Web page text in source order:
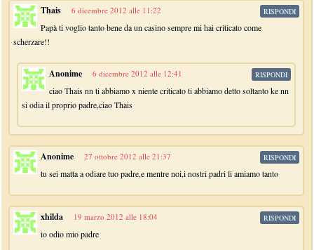
Thais 6 dicembre 2012 alle 11:22
Papà ti voglio tanto bene da un casino sempre mi hai criticato come
scherzare!!
RISPONDI
Anonime 6 dicembre 2012 alle 12:41
ciao Thais nn ti abbiamo x niente criticato ti abbiamo detto soltanto ke nn
si odia il proprio padre,ciao Thais
RISPONDI
Anonime 27 ottobre 2012 alle 21:37
tu sei matta a odiare tuo padre,e mentre noi,i nostri padri li amiamo tanto
RISPONDI
xhilda 19 marzo 2012 alle 18:04
io odio mio padre
RISPONDI